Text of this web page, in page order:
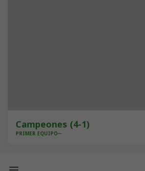
Campeones (4-1)
PRIMER EQUIPO